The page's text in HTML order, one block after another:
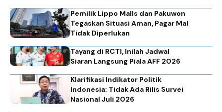
Pemilik Lippo Malls dan Pakuwon
Tegaskan Situasi Aman, Pagar Mal
Tidak Diperlukan
Tayang di RCTI, Inilah Jadwal
Siaran Langsung Piala AFF 2026
Klarifikasi Indikator Politik
Indonesia: Tidak Ada Rilis Survei
Nasional Juli 2026